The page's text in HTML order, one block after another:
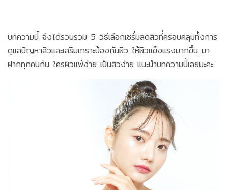
บทความนี้ จึงได้รวบรวม 5 วิธีเลือกเซรั่มลดสิวที่ครอบคลุมทั้งการ
ดูแลปัญหาสิวและเสริมเกราะป้องกันผิว ให้ผิวแข็งแรงมากขึ้น มา
ฝากทุกคนกัน ใครผิวแพ้ง่าย เป็นสิวง่าย แนะนำบทความนี้เลยนะคะ